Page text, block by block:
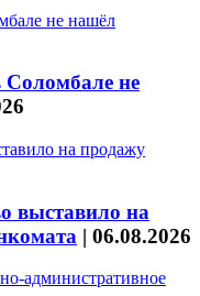
не
выставило на
| 06.08.2026